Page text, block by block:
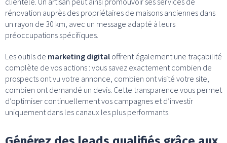
rénovation auprès des propriétaires de maisons anciennes dans
un rayon de 30 km, avec un message adapté à leurs
préoccupations spécifiques.
Les outils de marketing digital offrent également une traçabilité
complète de vos actions : vous savez exactement combien de
prospects ont vu votre annonce, combien ont visité votre site,
combien ont demandé un devis. Cette transparence vous permet
d’optimiser continuellement vos campagnes et d’investir
uniquement dans les canaux les plus performants.